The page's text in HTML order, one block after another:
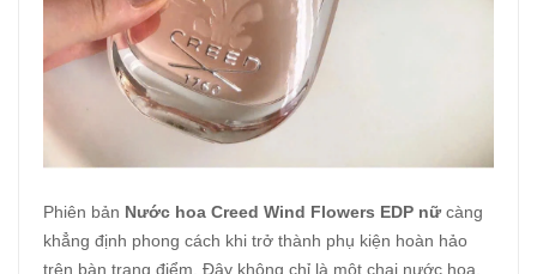
Phiên bản Nước hoa Creed Wind Flowers EDP nữ càng
khẳng định phong cách khi trở thành phụ kiện hoàn hảo
trên bàn trang điểm. Đây không chỉ là một chai nước hoa,